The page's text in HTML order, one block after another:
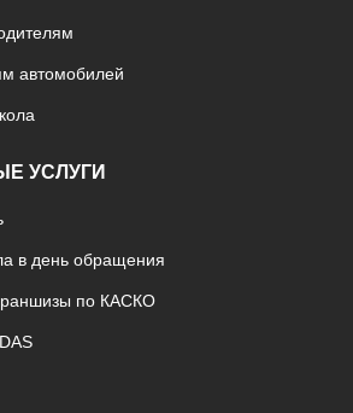
автомобилей
УСЛУГИ
в день обращения
по КАСКО